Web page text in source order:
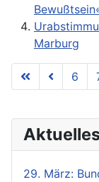
Marburg
6
29. März: